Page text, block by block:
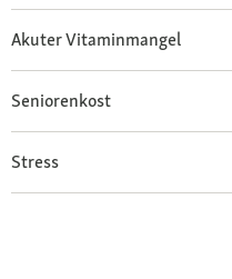
Akuter Vitaminmangel
Seniorenkost
Stress